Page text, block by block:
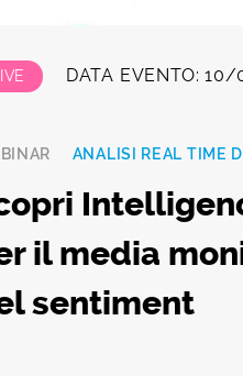
LIVE DATA EVENTO:
ANALISI REAL TIME
il media
sentiment